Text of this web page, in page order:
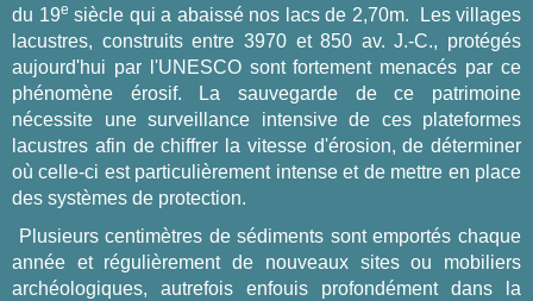
du 19e siècle qui a abaissé nos lacs de 2,70m. Les villages
lacustres, construits entre 3970 et 850 av. J.-C., protégés
aujourd'hui par l'UNESCO sont fortement menacés par ce
phénomène érosif. La sauvegarde de ce patrimoine
nécessite une surveillance intensive de ces plateformes
lacustres afin de chiffrer la vitesse d'érosion, de déterminer
où celle-ci est particulièrement intense et de mettre en place
des systèmes de protection.
Plusieurs centimètres de sédiments sont emportés chaque
année et régulièrement de nouveaux sites ou mobiliers
archéologiques, autrefois enfouis profondément dans la